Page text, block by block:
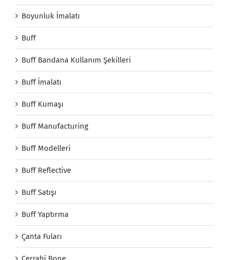
Boyunluk İmalatı
Buff
Buff Bandana Kullanım Şekilleri
Buff İmalatı
Buff Kumaşı
Buff Manufacturing
Buff Modelleri
Buff Reflective
Buff Satışı
Buff Yaptırma
Çanta Fuları